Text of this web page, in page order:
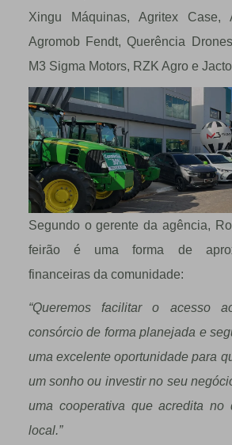
Xingu Máquinas, Agritex Case,
Agromob Fendt, Querência
M3 Sigma Motors, RZK Agro e
Segundo o gerente da agência,
feirão é uma forma de
financeiras da comunidade:
“Queremos facilitar o acesso
consórcio de forma planejada e
uma excelente oportunidade para
um sonho ou investir no seu
uma cooperativa que acredita no
local.”